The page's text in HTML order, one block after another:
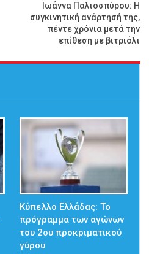
Ιωάννα Παλιοσπύρου: Η
συγκινητική ανάρτησή της,
πέντε χρόνια μετά την
επίθεση με βιτριόλι
Κύπελλο Ελλάδας: Το
πρόγραμμα των αγώνων
του 2ου προκριματικού
γύρου